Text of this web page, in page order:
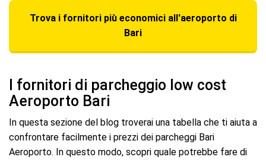
Trova i fornitori più economici all'aeroporto di
Bari
I fornitori di parcheggio low cost
Aeroporto Bari
In questa sezione del blog troverai una tabella che ti aiuta a
confrontare facilmente i prezzi dei parcheggi Bari
Aeroporto. In questo modo, scopri quale potrebbe fare di